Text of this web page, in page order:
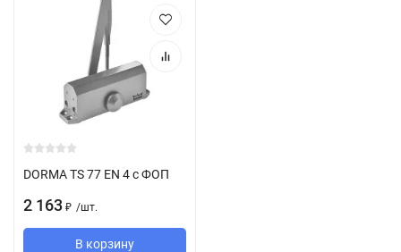
DORMA TS 77 EN 4 с ФОП
2 163 ₽ /шт.
В корзину